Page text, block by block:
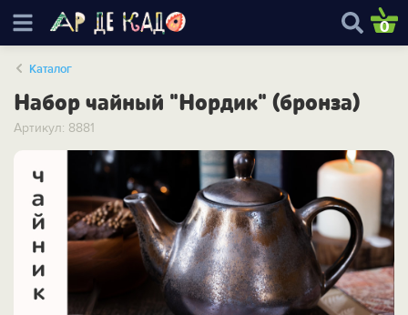
0
Каталог
Набор чайный "Нордик" (бронза)
Артикул: 8881